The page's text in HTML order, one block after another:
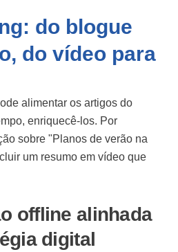
do blogue
do vídeo para
alimentar os artigos do
enriquecê-los. Por
sobre "Planos de verão na
um resumo em vídeo que
offline alinhada
digital